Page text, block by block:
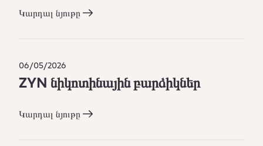
Կարդալ նյութը
06/05/2026
ZYN նիկոտինային բարձիկներ
Կարդալ նյութը